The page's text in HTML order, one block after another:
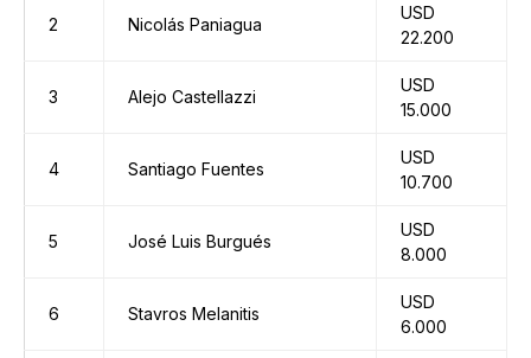
2 Nicolás Paniagua
USD
22.200
3 Alejo Castellazzi
USD
15.000
4 Santiago Fuentes
USD
10.700
5 José Luis Burgués
USD
8.000
6 Stavros Melanitis
USD
6.000